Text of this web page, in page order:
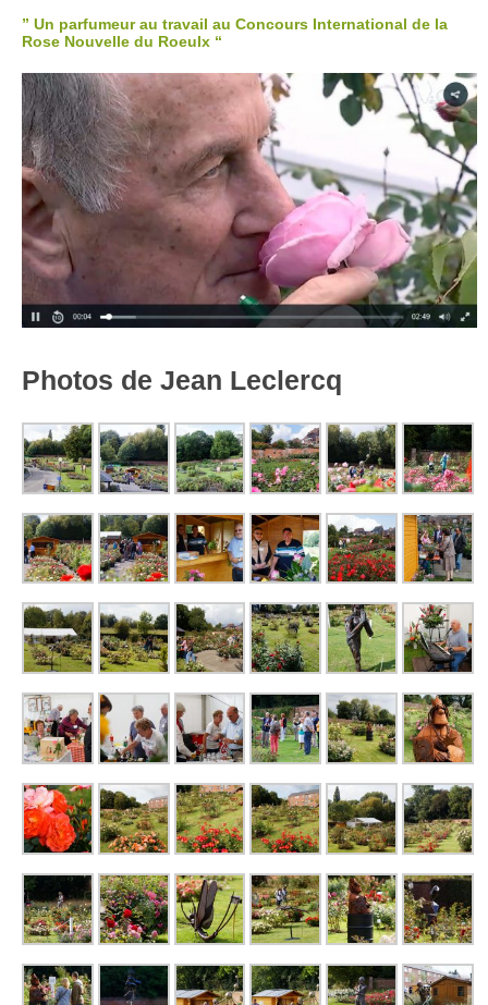
” Un parfumeur au travail au Concours International de la
Rose Nouvelle du Roeulx “
Photos de Jean Leclercq